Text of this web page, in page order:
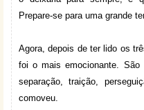
Prepare-se para uma grande
Agora, depois de ter lido os
foi o mais emocionante. São
separação, traição,
comoveu.